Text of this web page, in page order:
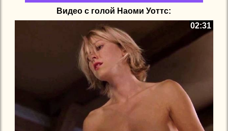
Видео с голой Наоми Уоттс:
02:31